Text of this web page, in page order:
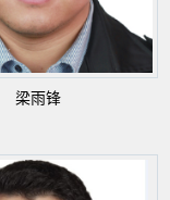
梁雨锋